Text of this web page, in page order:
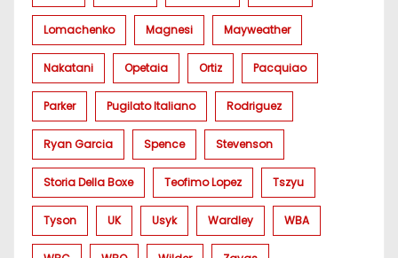
Lomachenko Magnesi Mayweather
Nakatani Opetaia Ortiz Pacquiao
Parker Pugilato Italiano Rodriguez
Ryan Garcia Spence Stevenson
Storia Della Boxe Teofimo Lopez Tszyu
Tyson UK Usyk Wardley WBA